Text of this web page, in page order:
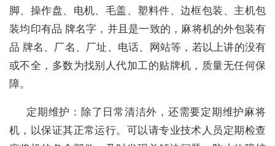
脚、操作盘、电机、毛盖、塑料件、边框包装、主机包
装均印有品 牌名字，并且是一致的，麻将机的外包装有
品 牌名、厂名、厂址、电话、网站等，若以上讲的没有
或不全，多数为找别人代加工的贴牌机，质量无任何保
障。
定期维护：除了日常清洁外，还需要定期维护麻将
机，以保证其正常运行。可以请专业技术人员定期检查